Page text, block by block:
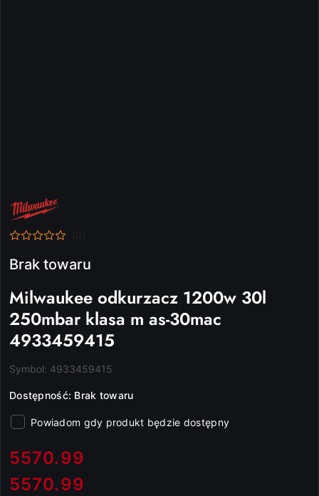
NAZWA
PRODUCENTA:
MILWAUKEE
Brak towaru
Milwaukee odkurzacz 1200w 30l
250mbar klasa m as-30mac
4933459415
Symbol: 4933459415
Dostępność: Brak towaru
Powiadom gdy produkt będzie dostępny
cena:
5570.99
Cena:
5570.99